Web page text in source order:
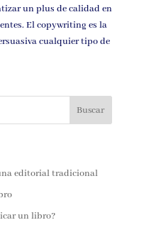
un plus de calidad en
El copywriting es la
cualquier tipo de
editorial tradicional
un libro?